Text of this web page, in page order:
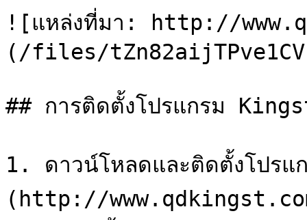
![แหล่งที่มา: http://
(/files/
## การติดตั้งโปรแกรม
1. ดาวน์โหลดและติดตั้งโปร
(http://